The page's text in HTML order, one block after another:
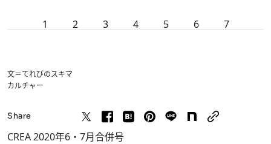
1 2 3 4 5 6 7
文＝てれびのスキマ
カルチャー
Share
CREA 2020年6・7月合併号